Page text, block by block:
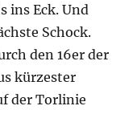
ins Eck. Und
Schock.
den 16er der
kürzester
der Torlinie